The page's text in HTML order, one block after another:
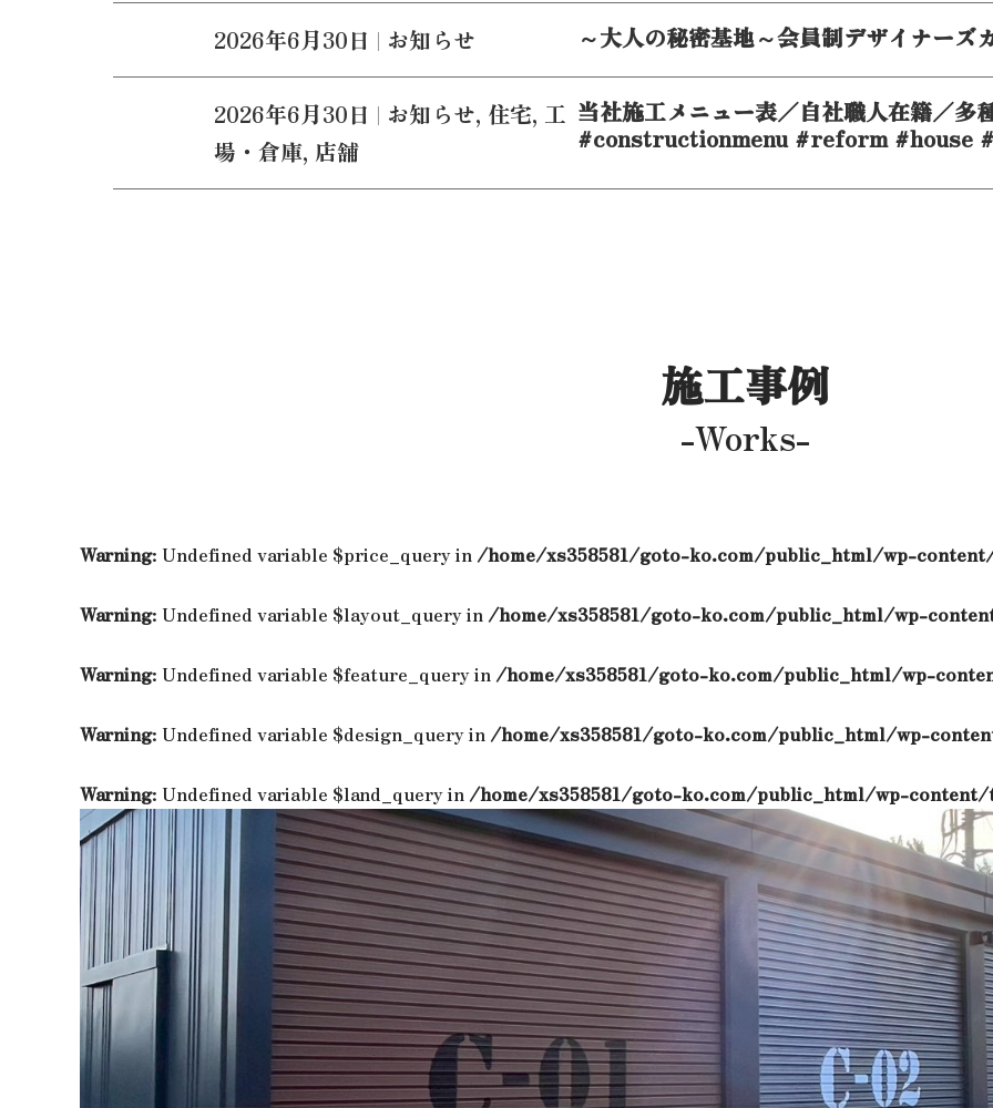
～大人の秘密基地～会員制デザイナー
2026年6月30日 | お知らせ
当社施工メニュー表／自社職人在籍／多
#constructionmenu #reform #house
2026年6月30日 | お知らせ, 住宅, 工
場・倉庫, 店舗
施工事例
-Works-
Warning: Undefined variable $price_query in /home/xs358581/goto-ko.com/public_html/wp-
Warning: Undefined variable $layout_query in /home/xs358581/goto-ko.com/public_html/wp-
Warning: Undefined variable $feature_query in /home/xs358581/goto-ko.com/public_html/wp-
Warning: Undefined variable $design_query in /home/xs358581/goto-ko.com/public_html/wp-
Warning: Undefined variable $land_query in /home/xs358581/goto-ko.com/public_html/wp-